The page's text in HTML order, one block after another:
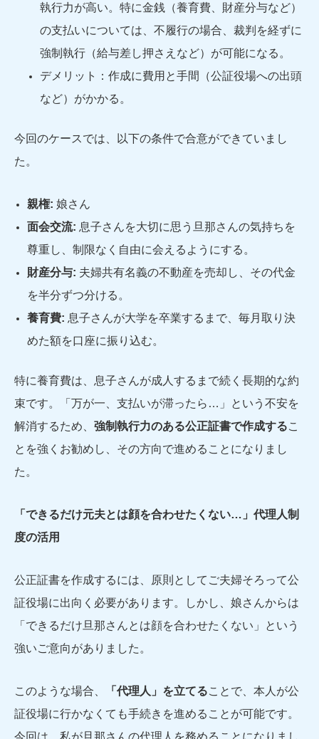
執行力が高い。特に金銭（養育費、財産分与など）
の支払いについては、不履行の場合、裁判を経ずに
強制執行（給与差し押さえなど）が可能になる。
デメリット：作成に費用と手間（公証役場への出頭
など）がかかる。
今回のケースでは、以下の条件で合意ができていまし
た。
親権: 娘さん
面会交流: 息子さんを大切に思う旦那さんの気持ちを
尊重し、制限なく自由に会えるようにする。
財産分与: 夫婦共有名義の不動産を売却し、その代金
を半分ずつ分ける。
養育費: 息子さんが大学を卒業するまで、毎月取り決
めた額を口座に振り込む。
特に養育費は、息子さんが成人するまで続く長期的な約
束です。「万が一、支払いが滞ったら…」という不安を
解消するため、 強制執行力のある公正証書で作成するこ
とを強くお勧めし、その方向で進めることになりまし
た。
「できるだけ元夫とは顔を合わせたくない…」代理人制
度の活用
公正証書を作成するには、原則としてご夫婦そろって公
証役場に出向く必要があります。しかし、娘さんからは
「できるだけ旦那さんとは顔を合わせたくない」という
強いご意向がありました。
このような場合、 「代理人」を立てることで、本人が公
証役場に行かなくても手続きを進めることが可能です。
今回は、私が旦那さんの代理人を務めることになりまし